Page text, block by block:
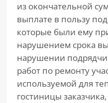
из окончательной
выплате в пользу
которые были ему
нарушением срока
нарушении
работ по ремонту
используемой для
гостиницы